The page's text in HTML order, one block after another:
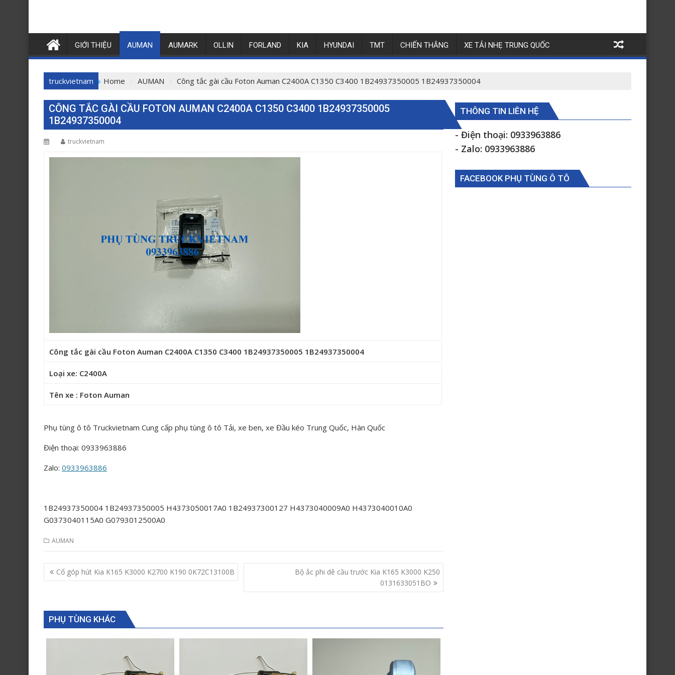
GIỚI THIỆU AUMAN AUMARK OLLIN FORLAND KIA HYUNDAI TMT CHIẾN THẮNG XE TẢI NHẸ TRUNG QUỐC
truckvietnam Home AUMAN Công tắc gài cầu Foton Auman C2400A C1350 C3400 1B24937350005 1B24937350004
CÔNG TẮC GÀI CẦU FOTON AUMAN C2400A C1350 C3400 1B24937350005
1B24937350004
truckvietnam
Công tắc gài cầu Foton Auman C2400A C1350 C3400 1B24937350005 1B24937350004
Loại xe: C2400A
Tên xe : Foton Auman
Phụ tùng ô tô Truckvietnam Cung cấp phụ tùng ô tô Tải, xe ben, xe Đầu kéo Trung Quốc, Hàn Quốc
Điện thoại: 0933963886
Zalo: 0933963886
1B24937350004 1B24937350005 H4373050017A0 1B24937300127 H4373040009A0 H4373040010A0
G0373040115A0 G0793012500A0
AUMAN
Post
navigation
Cổ góp hút Kia K165 K3000 K2700 K190 0K72C13100B
Bộ ắc phi dê cầu trước Kia K165 K3000 K250
0131633051BO
PHỤ TÙNG KHÁC
THÔNG TIN LIÊN HỆ
- Điện thoại: 0933963886
- Zalo: 0933963886
FACEBOOK PHỤ TÙNG Ô TÔ